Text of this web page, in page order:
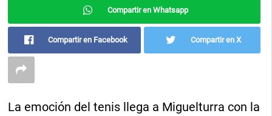
Compartir en Whatsapp
Compartir en Facebook Compartir en X
La emoción del tenis llega a Miguelturra con la